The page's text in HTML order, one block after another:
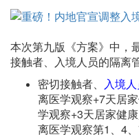
本次第九版《方案》中，
接触者、入境人员的隔离
密切接触者、 入境
离医学观察+7天居
学观察+3天居家健
离医学观察第1、4